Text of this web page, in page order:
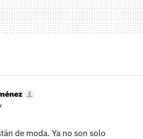
de moda. Ya no son solo